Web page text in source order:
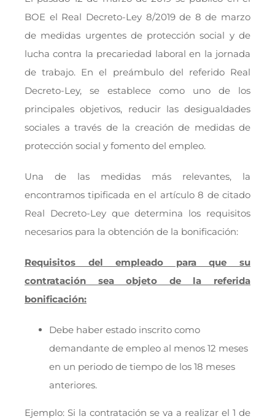
BOE el Real Decreto-Ley 8/2019 de 8 de marzo
de medidas urgentes de protección social y de
lucha contra la precariedad laboral en la jornada
de trabajo. En el preámbulo del referido Real
Decreto-Ley, se establece como uno de los
principales objetivos, reducir las desigualdades
sociales a través de la creación de medidas de
protección social y fomento del empleo.
Una de las medidas más relevantes, la
encontramos tipificada en el artículo 8 de citado
Real Decreto-Ley que determina los requisitos
necesarios para la obtención de la bonificación:
Requisitos del empleado para que su
contratación sea objeto de la referida
bonificación:
Debe haber estado inscrito como
demandante de empleo al menos 12 meses
en un periodo de tiempo de los 18 meses
anteriores.
Ejemplo: Si la contratación se va a realizar el 1 de